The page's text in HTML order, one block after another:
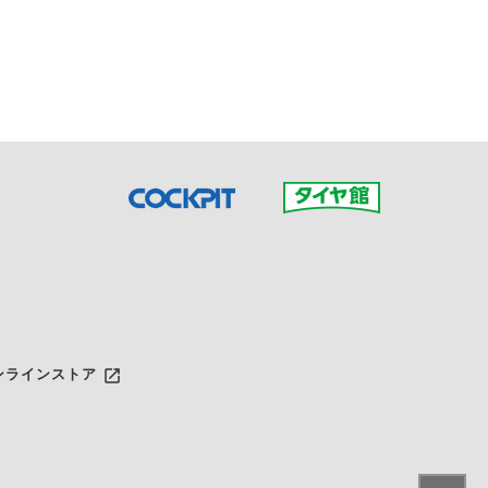
た店舗へご連絡くださ
ラインストア launch